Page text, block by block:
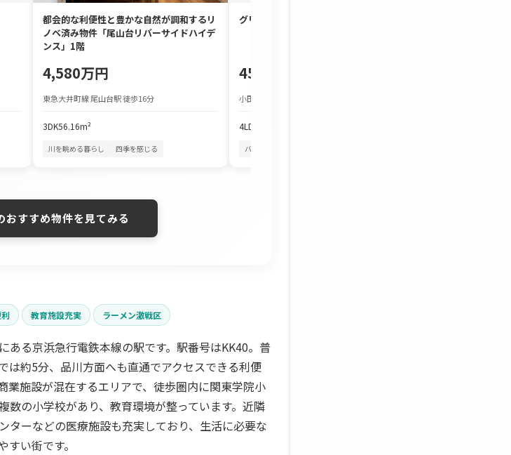
都会的な利便性と豊かな自然が調和するリ
ノベ済み物件「尾山台リバーサイドハイデ
ンス」1階
4,580万円
東急大井町線 尾山台駅 徒歩16分
3DK56.16m²
川を眺める暮らし 四季を感じる
グリーンタウン宮の里
450万円
小田急小田原線 本厚木駅 バス約25分
4LDK
バルコニーから花火
おすすめ物件を見てみる
教育施設充実 ラーメン激戦区
ある京浜急行電鉄本線の駅です。駅番号はKK40。普
は約5分、品川方面へも直通でアクセスできる利便
業施設が混在するエリアで、徒歩圏内に関東学院小
数の小学校があり、教育環境が整っています。近隣
ターなどの医療施設も充実しており、生活に必要な
い街です。